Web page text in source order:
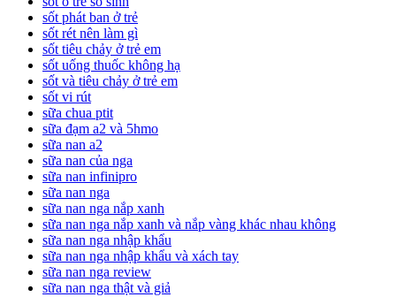
sốt phát ban ở trẻ
sốt rét nên làm gì
sốt tiêu chảy ở trẻ em
sốt uống thuốc không hạ
sốt và tiêu chảy ở trẻ em
sốt vi rút
sữa chua ptit
sữa đạm a2 và 5hmo
sữa nan a2
sữa nan của nga
sữa nan infinipro
sữa nan nga
sữa nan nga nắp xanh
sữa nan nga nắp xanh và nắp vàng khác nhau không
sữa nan nga nhập khẩu
sữa nan nga nhập khẩu và xách tay
sữa nan nga review
sữa nan nga thật và giả